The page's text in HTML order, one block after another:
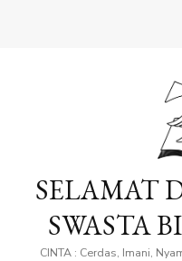
SELAMAT
SWASTA
CINTA : Cerdas, Imani,